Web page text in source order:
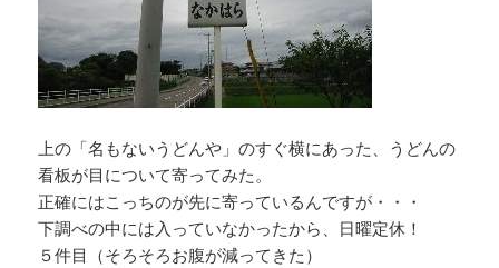
上の「名もないうどんや」のすぐ横にあった、うどんの
看板が目について寄ってみた。
正確にはこっちのが先に寄っているんですが・・・
下調べの中には入っていなかったから、日曜定休！
５件目（そろそろお腹が減ってきた）